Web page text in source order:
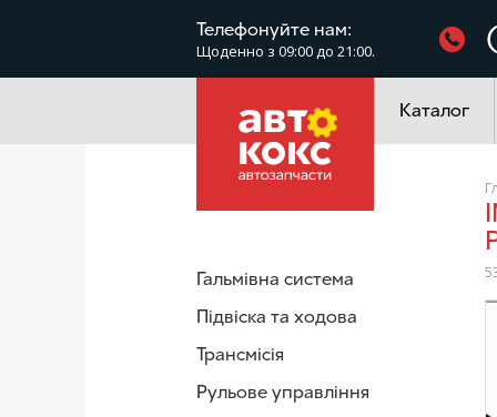
Телефонуйте нам:
Щоденно з 09:00 до 21:00.
Каталог
Гальмівна система
Підвіска та ходова
Трансмісія
Рульове управління
INA 534042210 Натягувач поліклинового ременя VW Golf